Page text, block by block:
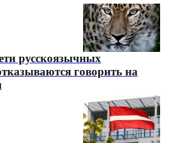
русскоязычных
говорить на